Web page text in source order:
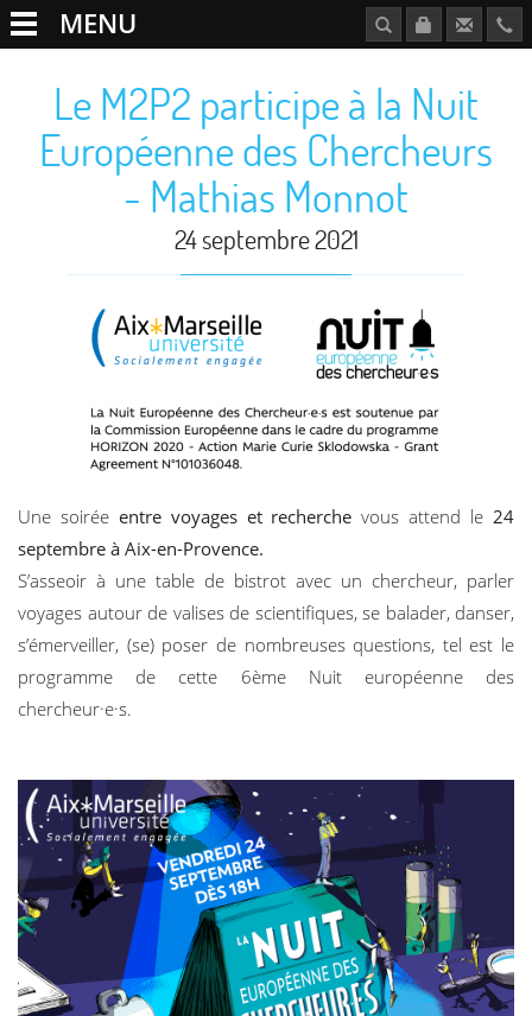
MENU
Le M2P2 participe à la Nuit
Européenne des Chercheurs
- Mathias Monnot
24 septembre 2021
Une soirée entre voyages et recherche vous attend le24
septembre à Aix-en-Provence.
S’asseoir à une table de bistrot avec un chercheur, parler
voyages autour de valises de scientifiques, se balader, danser,
s’émerveiller, (se) poser de nombreuses questions, tel est le
programme de cette 6ème Nuit européenne des
chercheur·e·s.